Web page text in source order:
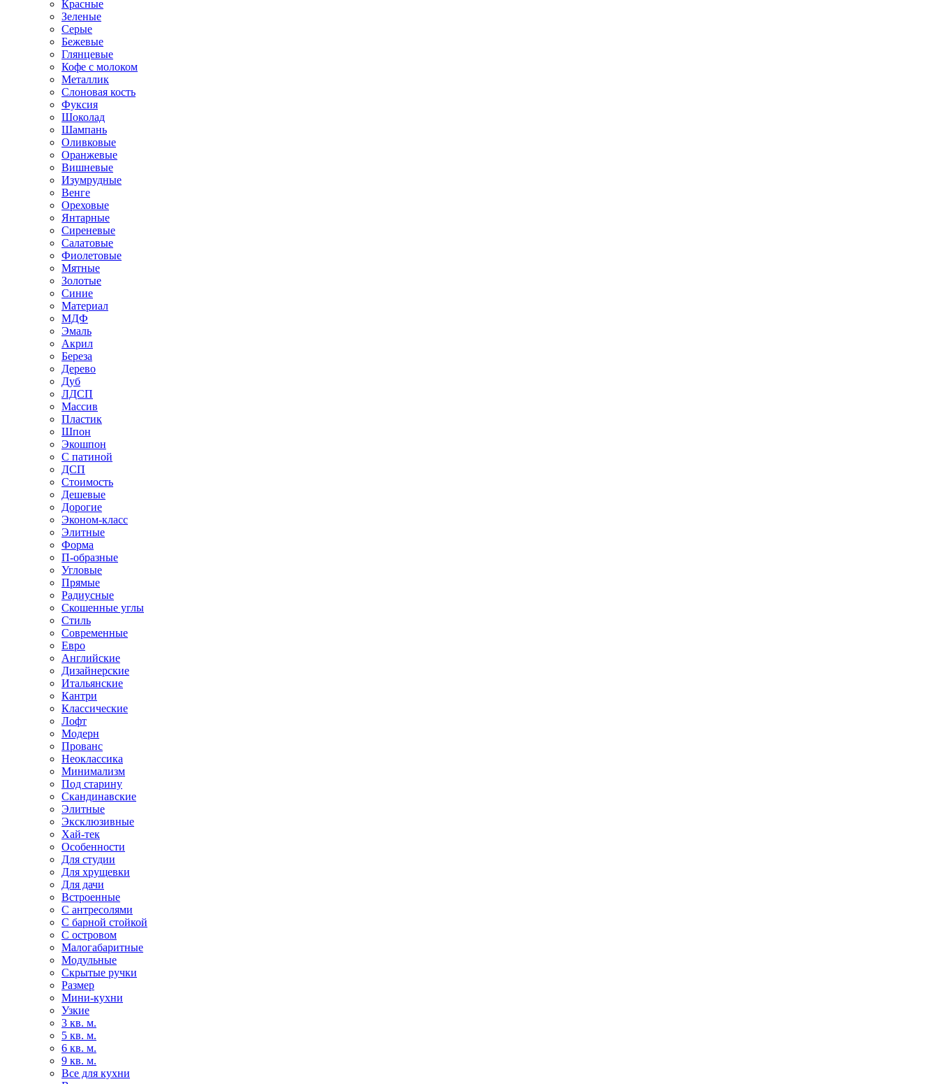
Красные
Зеленые
Серые
Бежевые
Глянцевые
Кофе с молоком
Металлик
Слоновая кость
Фуксия
Шоколад
Шампань
Оливковые
Оранжевые
Вишневые
Изумрудные
Венге
Ореховые
Янтарные
Сиреневые
Салатовые
Фиолетовые
Мятные
Золотые
Синие
Материал
МДФ
Эмаль
Акрил
Береза
Дерево
Дуб
ЛДСП
Массив
Пластик
Шпон
Экошпон
С патиной
ДСП
Стоимость
Дешевые
Дорогие
Эконом-класс
Элитные
Форма
П-образные
Угловые
Прямые
Радиусные
Скошенные углы
Стиль
Современные
Евро
Английские
Дизайнерские
Итальянские
Кантри
Классические
Лофт
Модерн
Прованс
Неоклассика
Минимализм
Под старину
Скандинавские
Элитные
Эксклюзивные
Хай-тек
Особенности
Для студии
Для хрущевки
Для дачи
Встроенные
С антресолями
С барной стойкой
С островом
Малогабаритные
Модульные
Скрытые ручки
Размер
Мини-кухни
Узкие
3 кв. м.
5 кв. м.
6 кв. м.
9 кв. м.
Все для кухни